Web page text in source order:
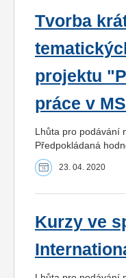
Tvorba
projektu
práce v
Lhůta pro podávání
Předpokládaná
23. 04. 2020
Kurzy ve